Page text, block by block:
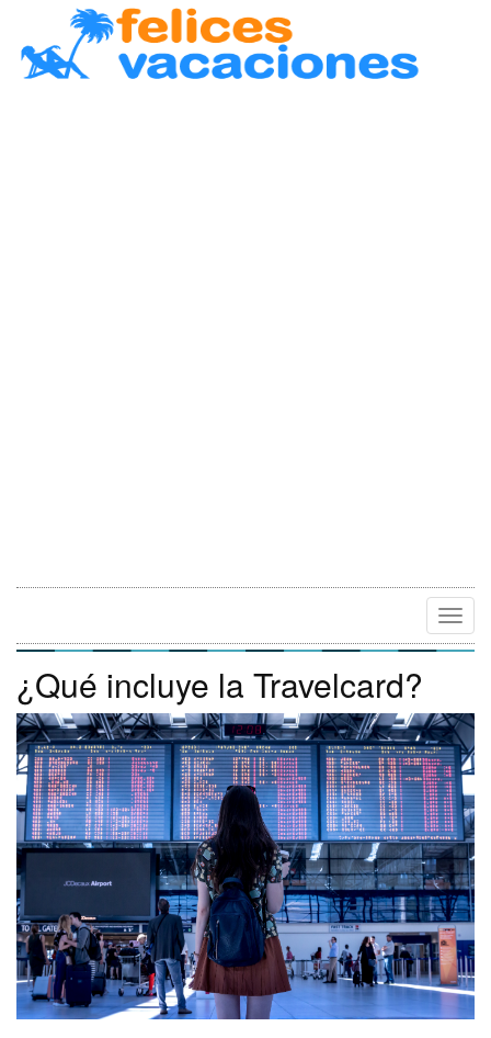
¿Qué incluye la Travelcard?